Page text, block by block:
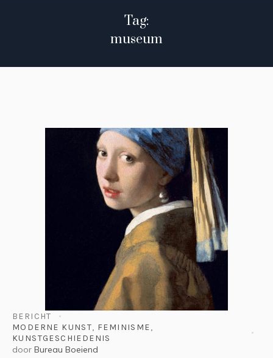
Tag:
museum
BERICHT
MODERNE KUNST, FEMINISME,
KUNSTGESCHIEDENIS
door Bureau Boeiend